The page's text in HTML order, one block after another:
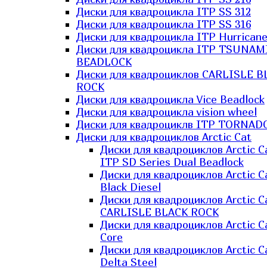
Диски для квадроцикла ITP SS 312
Диски для квадроцикла ITP SS 316
Диски для квадроцикла ITP Hurricane
Диски для квадроцикла ITP
BEADLOCK
Диски для квадроциклов CARLISLE
ROCK
Диски для квадроцикла Vice Beadlock
Диски для квадроцикла vision wheel
Диски для квадроциклв ITP
Диски для квадроциклов Arctic Cat
Диски для квадроциклов Arctic
ITP SD Series Dual Beadlock
Диски для квадроциклов Arctic
Black Diesel
Диски для квадроциклов Arctic
CARLISLE BLACK ROCK
Диски для квадроциклов Arctic
Core
Диски для квадроциклов Arctic
Delta Steel